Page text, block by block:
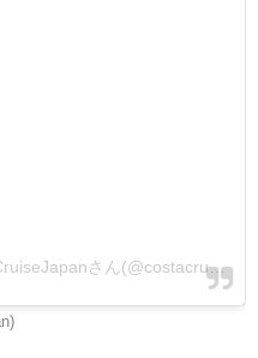
コスタクルーズ ジャパン/CostaCruiseJapanさん(@costacruisejapan)がシェアした投稿